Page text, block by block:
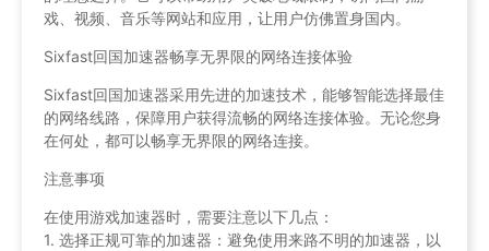
戏、视频、音乐等网站和应用，让用户仿佛置身国内。
Sixfast回国加速器畅享无界限的网络连接体验
Sixfast回国加速器采用先进的加速技术，能够智能选择最佳
的网络线路，保障用户获得流畅的网络连接体验。无论您身
在何处，都可以畅享无界限的网络连接。
注意事项
在使用游戏加速器时，需要注意以下几点：
1. 选择正规可靠的加速器：避免使用来路不明的加速器，以